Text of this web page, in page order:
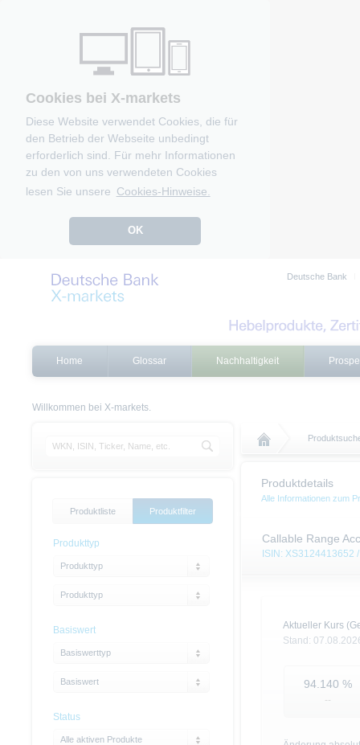
Cookies bei X-markets
Diese Website verwendet Cookies, die für
den Betrieb der Webseite unbedingt
erforderlich sind. Für mehr Informationen
zu den von uns verwendeten Cookies
lesen Sie unsere Cookies-Hinweise.
OK
Deutsche Bank
Home Glossar Nachhaltigkeit
Willkommen bei X-markets.
Produktdetails
Alle Informationen zum
Callable Range
ISIN: XS3124413652
Aktueller Kurs
Stand:
94.140 %
--
Produktliste Produktfilter
Produkttyp
Produkttyp
Produkttyp
Basiswert
Basiswerttyp
Basiswert
Status
Alle aktiven Produkte